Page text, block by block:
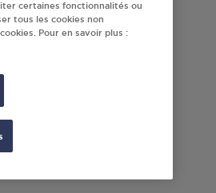
certaines fonctionnalités ou
tous les cookies non
Pour en savoir plus :